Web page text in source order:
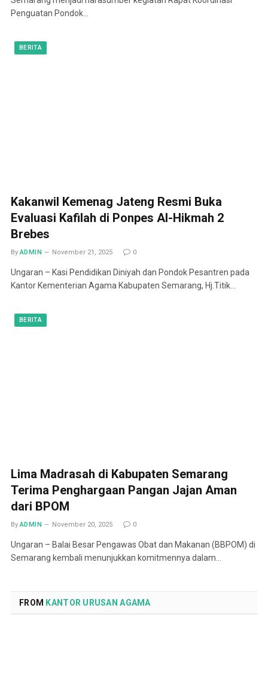
Penguatan Pondok…
BERITA
Kakanwil Kemenag Jateng Resmi Buka
Evaluasi Kafilah di Ponpes Al-Hikmah 2
Brebes
By ADMIN November 21, 2025 0
Ungaran – Kasi Pendidikan Diniyah dan Pondok Pesantren pada
Kantor Kementerian Agama Kabupaten Semarang, Hj.Titik…
BERITA
Lima Madrasah di Kabupaten Semarang
Terima Penghargaan Pangan Jajan Aman
dari BPOM
By ADMIN November 20, 2025 0
Ungaran – Balai Besar Pengawas Obat dan Makanan (BBPOM) di
Semarang kembali menunjukkan komitmennya dalam…
FROM KANTOR URUSAN AGAMA